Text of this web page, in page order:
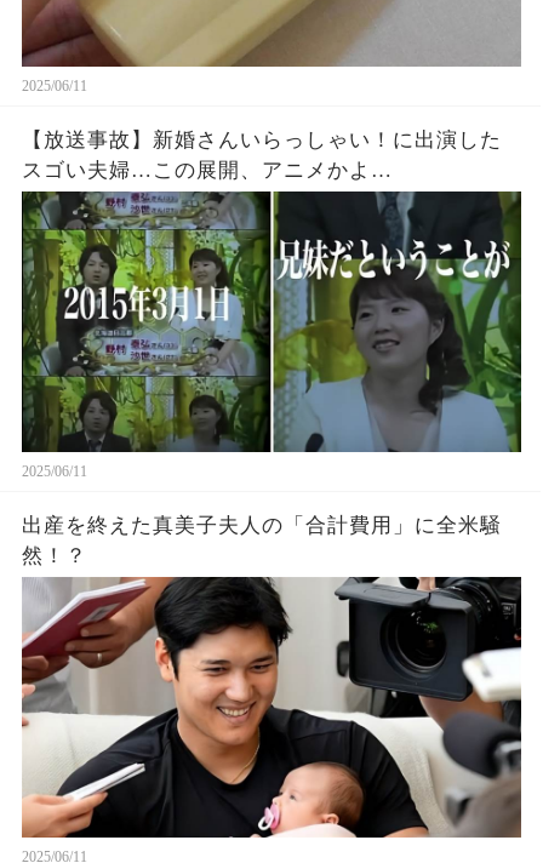
2025/06/11
【放送事故】新婚さんいらっしゃい！に出演した
スゴい夫婦…この展開、アニメかよ…
2025/06/11
出産を終えた真美子夫人の「合計費用」に全米騒
然！？
2025/06/11